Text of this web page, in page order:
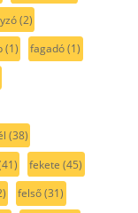
(2)
(1) fagadó(1)
(38)
fekete (45)
felső(31)